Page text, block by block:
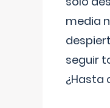
media
seguir
¿Hasta